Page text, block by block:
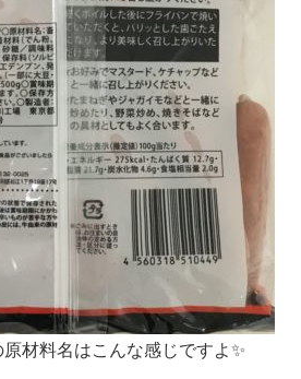
材料名はこんな感じですよ✨